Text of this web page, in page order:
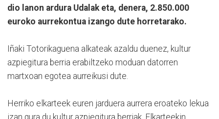
dio lanon ardura Udalak eta, denera, 2.850.000
euroko aurrekontua izango dute horretarako.
Iñaki Totorikaguena alkateak azaldu duenez, kultur
azpiegitura berria erabiltzeko moduan datorren
martxoan egotea aurreikusi dute.
Herriko elkarteek euren jarduera aurrera eroateko lekua
izan gura du kultur azpiegitura berriak. Elkarteekin